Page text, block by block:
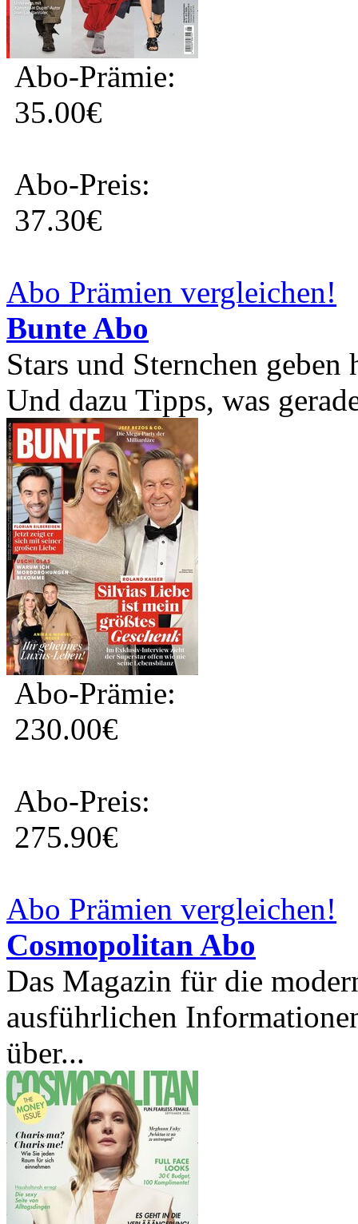
Abo-Prämie:
35.00€
Abo-Preis:
37.30€
Abo Prämien vergleichen!
Bunte Abo
Stars und Sternchen
Und dazu Tipps, was
Abo-Prämie:
230.00€
Abo-Preis:
275.90€
Abo Prämien vergleichen!
Cosmopolitan Abo
Das Magazin für die
ausführlichen
über...